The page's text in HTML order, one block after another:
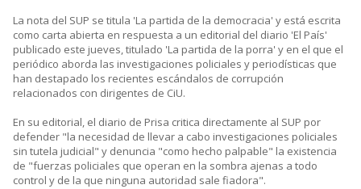
La nota del SUP se titula 'La partida de la democracia' y está escrita
como carta abierta en respuesta a un editorial del diario 'El País'
publicado este jueves, titulado 'La partida de la porra' y en el que el
periódico aborda las investigaciones policiales y periodísticas que
han destapado los recientes escándalos de corrupción
relacionados con dirigentes de CiU.
En su editorial, el diario de Prisa critica directamente al SUP por
defender "la necesidad de llevar a cabo investigaciones policiales
sin tutela judicial" y denuncia "como hecho palpable" la existencia
de "fuerzas policiales que operan en la sombra ajenas a todo
control y de la que ninguna autoridad sale fiadora".